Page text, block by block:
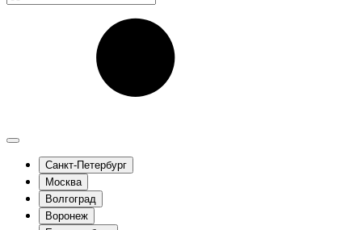
iPhone 17
iPhone 17e
iPhone 16 Pro Max
iPhone 16 Pro
iPhone 16 Plus
iPhone 16
iPhone 15 Plus
iPhone 15
iPhone 14 Pro Max
iPhone 14 Pro
iPhone 14 Plus
Санкт-Петербург
Москва
Волгоград
Воронеж